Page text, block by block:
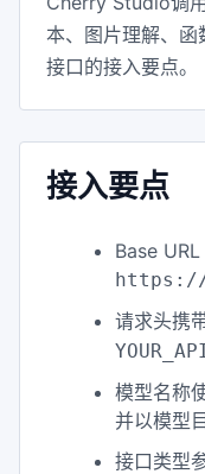
本、图片理解、
接口的接入要点。
接入要点
Base URL
请求头携
模型名称
并以模型
接口类型